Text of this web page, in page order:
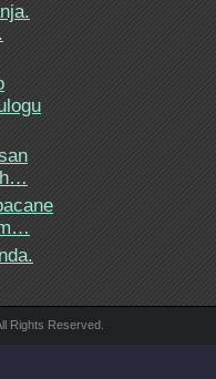
Rights Reserved.